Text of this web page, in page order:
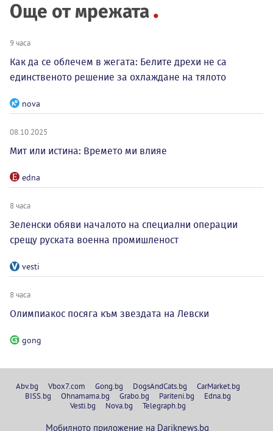
Още от мрежата
9 часа
Как да се облечем в жегата: Белите дрехи не са
единственото решение за охлаждане на тялото
nova
08.10.2025
Мит или истина: Времето ми влияе
edna
8 часа
Зеленски обяви началото на специални операции
срещу руската военна промишленост
vesti
8 часа
Олимпиакос посяга към звездата на Левски
gong
Abv.bg Vbox7.com Gong.bg DogsAndCats.bg
CarMarket.bg
BISS.bg
Ohnamama.bg Grabo.bg Pariteni.bg
Edna.bg
Vesti.bg
Nova.bg Telegraph.bg
Мобилното приложение на Dariknews.bg